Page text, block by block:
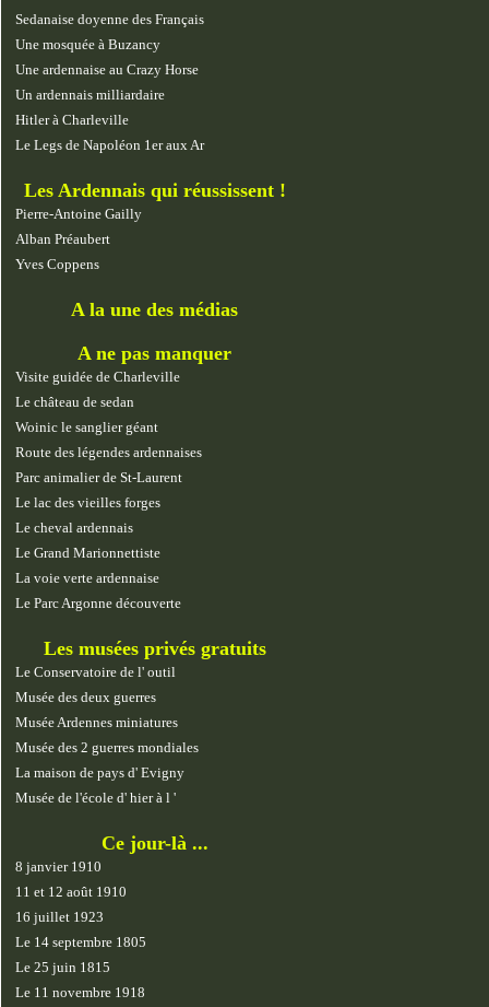
Sedanaise doyenne des Français
Une mosquée à Buzancy
Une ardennaise au Crazy Horse
Un ardennais milliardaire
Hitler à Charleville
Le Legs de Napoléon 1er aux Ar
Les Ardennais qui réussissent !
Pierre-Antoine Gailly
Alban Préaubert
Yves Coppens
A la une des médias
A ne pas manquer
Visite guidée de Charleville
Le château de sedan
Woinic le sanglier géant
Route des légendes ardennaises
Parc animalier de St-Laurent
Le lac des vieilles forges
Le cheval ardennais
Le Grand Marionnettiste
La voie verte ardennaise
Le Parc Argonne découverte
Les musées privés gratuits
Le Conservatoire de l' outil
Musée des deux guerres
Musée Ardennes miniatures
Musée des 2 guerres mondiales
La maison de pays d' Evigny
Musée de l'école d' hier à l '
Ce jour-là ...
8 janvier 1910
11 et 12 août 1910
16 juillet 1923
Le 14 septembre 1805
Le 25 juin 1815
Le 11 novembre 1918